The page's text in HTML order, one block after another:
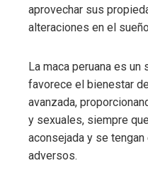
aprovechar sus
alteraciones en el
La maca peruana es
favorece el bienestar
avanzada,
y sexuales, siempre
aconsejada y se
adversos.